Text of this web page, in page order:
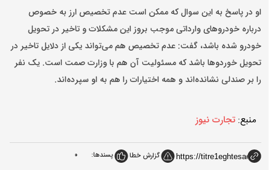
او در پاسخ به این سوال که ممکن است عدم تخصیص ارز به خصوص
درباره خودروهای وارداتی موجب بروز این مشکلات و تاخیر در تحویل
خودرو شده باشد، گفت: عدم تخصیص هم می‌تواند یکی از دلایل تاخیر در
تحویل خوردوها باشد که مسئولیت آن هم با وزارت صمت است. یک نفر
را بر صندلی نشانده‌اند و همه اختیارات را هم به او سپرده‌اند.
منبع: تجارت نیوز
گزارش خطا پسندها: 0